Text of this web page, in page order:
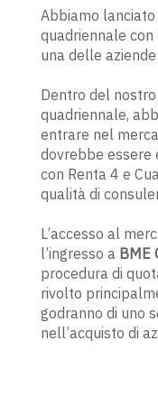
Abbiamo
quadriennale con
una delle
Dentro del
quadriennale,
entrare nel
dovrebbe essere
con Renta 4 e
qualità di
L’accesso al
l’ingresso a BME
procedura di
rivolto
godranno di uno
nell’acquisto di